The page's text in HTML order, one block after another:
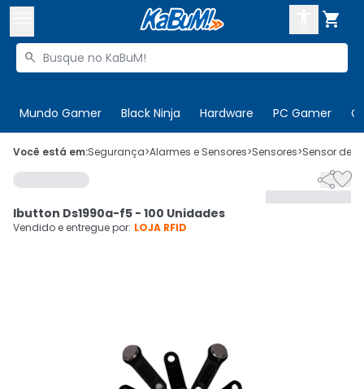

Buscar produtos

Mundo Gamer Black Ninja Hardware PC Gamer
 Olá. Acesse sua conta
 Departamentos
Cupons
CADASTRE-SE
Você está em:Segurança>Alarmes e Sensores>Sensores>Sensor de

Ibutton Ds1990a-f5 - 100 Unidades
Vendido e entregue por: LOJA RFID